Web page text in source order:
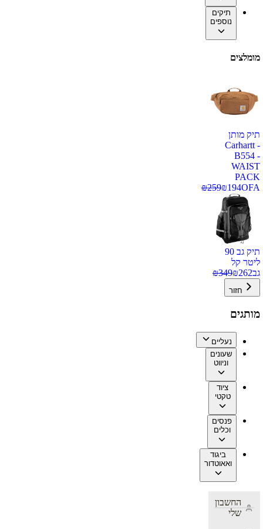
תיקים
נוספים
מומלצים
תיק מותן
Carhartt -
B554 -
WAIST
PACK
OFA
₪194
₪259
תיק גב 90
ליטר קל
גב
₪262
₪349
חזור
מותגים
נעליים
שעונים
וניווט
ציוד
טקטי
פנסים
וכלים
ביגוד
ואאוטדור
החשבון
שלי